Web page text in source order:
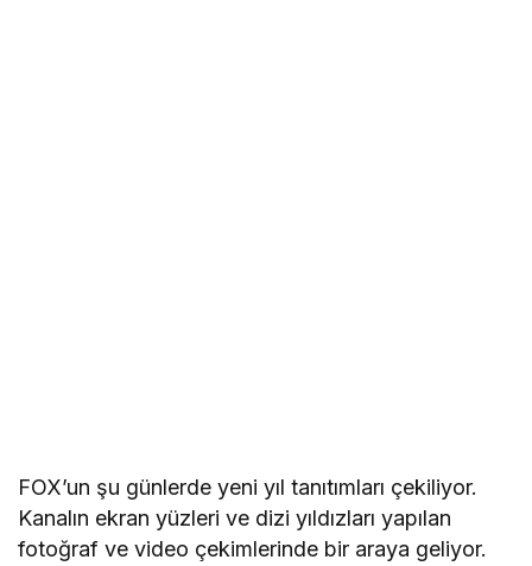
FOX’un şu günlerde yeni yıl tanıtımları çekiliyor.
Kanalın ekran yüzleri ve dizi yıldızları yapılan
fotoğraf ve video çekimlerinde bir araya geliyor.